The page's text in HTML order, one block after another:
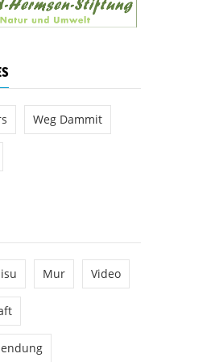
für
Weg Dammit
Mur Video